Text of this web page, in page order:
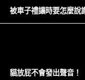
被車子禮讓時要怎麼說
貓放屁不會發出聲音！